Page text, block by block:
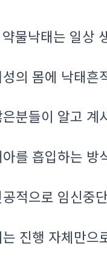
약물낙태는 일상
의 몸에 낙태흔
분들이 알고 계
를 흡입하는 방
적으로 임신중
진행 자체만으